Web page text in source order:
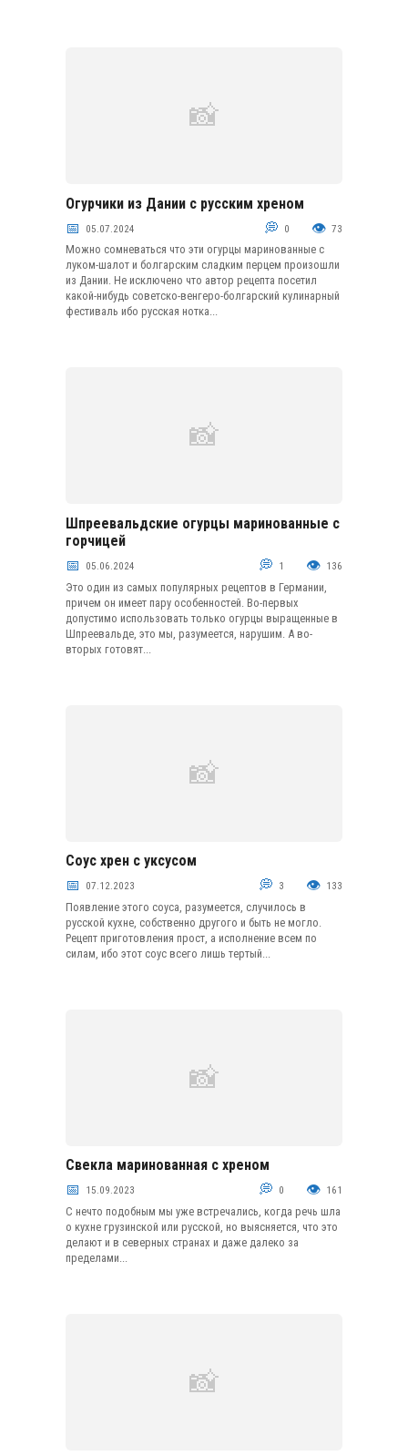
Маринование
Огурчики из Дании с русским хреном
05.07.2024 0 73
Можно сомневаться что эти огурцы маринованные с
луком-шалот и болгарским сладким перцем произошли
из Дании. Не исключено что автор рецепта посетил
какой-нибудь советско-венгеро-болгарский кулинарный
фестиваль ибо русская нотка...
Маринование
Шпреевальдские огурцы маринованные с
горчицей
05.06.2024 1 136
Это один из самых популярных рецептов в Германии,
причем он имеет пару особенностей. Во-первых
допустимо использовать только огурцы выращенные в
Шпреевальде, это мы, разумеется, нарушим. А во-
вторых готовят...
Овощные и грибные соусы
Соус хрен с уксусом
07.12.2023 3 133
Появление этого соуса, разумеется, случилось в
русской кухне, собственно другого и быть не могло.
Рецепт приготовления прост, а исполнение всем по
силам, ибо этот соус всего лишь тертый...
Маринование
Свекла маринованная с хреном
15.09.2023 0 161
С нечто подобным мы уже встречались, когда речь шла
о кухне грузинской или русской, но выясняется, что это
делают и в северных странах и даже далеко за
пределами...